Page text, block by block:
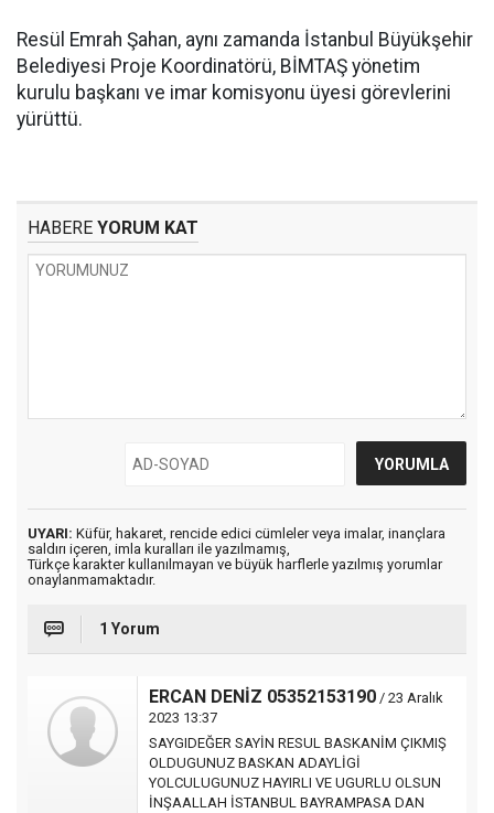
Resül Emrah Şahan, aynı zamanda İstanbul Büyükşehir
Belediyesi Proje Koordinatörü, BİMTAŞ yönetim
kurulu başkanı ve imar komisyonu üyesi görevlerini
yürüttü.
HABERE YORUM KAT
UYARI: Küfür, hakaret, rencide edici cümleler veya imalar, inançlara
saldırı içeren, imla kuralları ile yazılmamış,
Türkçe karakter kullanılmayan ve büyük harflerle yazılmış yorumlar
onaylanmamaktadır.
1 Yorum
ERCAN DENİZ 05352153190 / 23 Aralık
2023 13:37
SAYGIDEĞER SAYİN RESUL BASKANİM ÇIKMIŞ
OLDUGUNUZ BASKAN ADAYLİGİ
YOLCULUGUNUZ HAYIRLI VE UGURLU OLSUN
İNŞAALLAH İSTANBUL BAYRAMPASA DAN